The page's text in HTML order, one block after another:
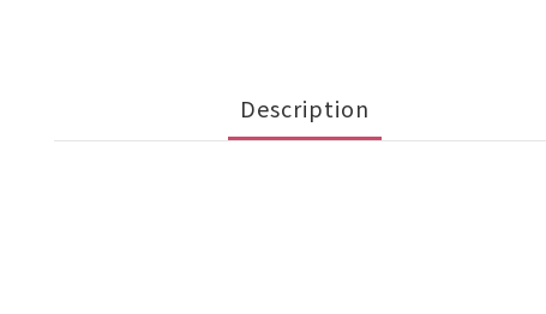
Description